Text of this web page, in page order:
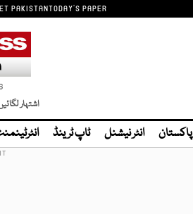
PAKISTANTODAY'S PAPER
اشتہار
پاکستان انٹر نیشنل ٹاپ ٹرینڈ